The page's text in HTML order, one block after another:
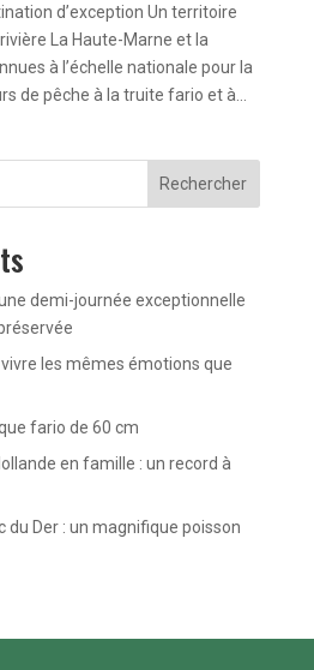
d’exception Un territoire
La Haute-Marne et la
à l’échelle nationale pour la
de pêche à la truite fario et à...
Rechercher
demi-journée exceptionnelle
vivre les mêmes émotions que
fario de 60 cm
en famille : un record à
du Der : un magnifique poisson